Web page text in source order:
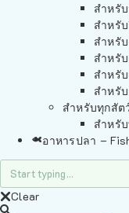
สำหรั
สำหรั
สำหรั
สำหรั
สำหรั
สำหรั
สำหรับทุกสั
สำหรั
อาหารปลา –
Clear